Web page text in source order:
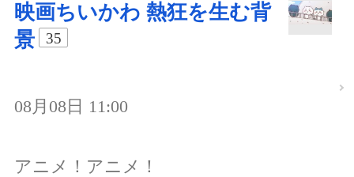
映画ちいかわ 熱狂を生む背
景
35
08月08日 11:00
アニメ！アニメ！